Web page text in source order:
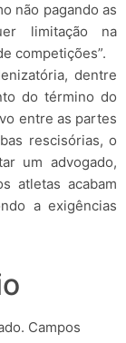
não pagando as
limitação na
competições”.
dentre
do término do
entre as partes
rescisórias, o
um advogado,
atletas acabam
a exigências
Campos